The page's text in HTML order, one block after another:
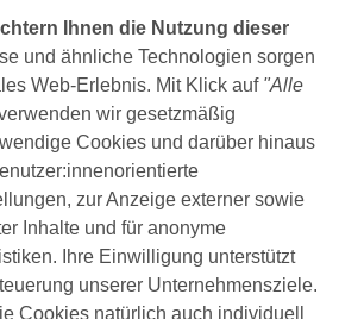
zwei Themen, die mir unter
müssen schneller gehen. Die
Vorgaben kostet sehr viel Zeit,
kann. Behörden geben
zur Dauer der Regelbearbeitung.
handlungsfähig.
ich, dass die Integration der
Teams und in (private)
Ihnen die Nutzung dieser
und ähnliche Technologien sorgen
Web-Erlebnis. Mit Klick auf "Alle
wir gesetzmäßig
Cookies und darüber hinaus
zur Anzeige externer sowie
Inhalte und für anonyme
Ihre Einwilligung unterstützt
unserer Unternehmensziele.
Cookies natürlich auch individuell